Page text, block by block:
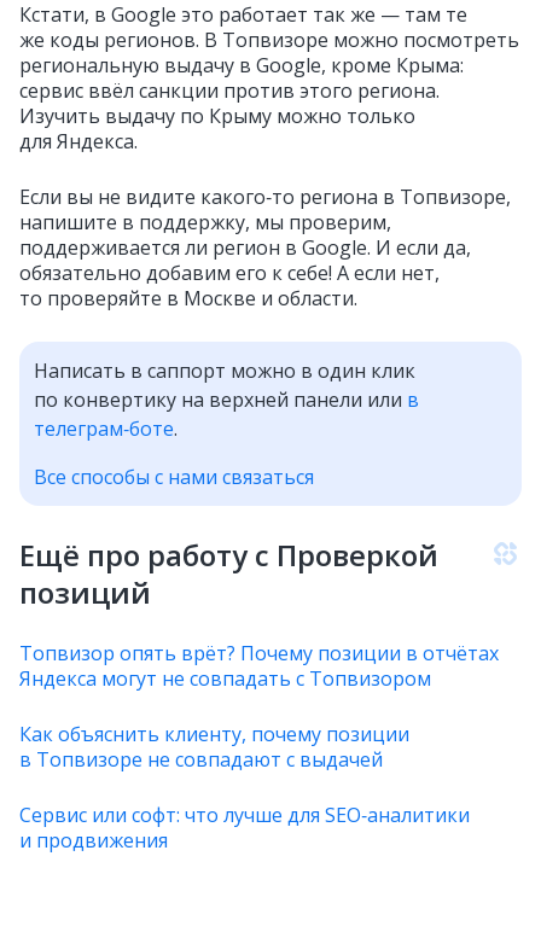
Кстати, в Google это работает так же — там те
же коды регионов. В Топвизоре можно посмотреть
региональную выдачу в Google, кроме Крыма:
сервис ввёл санкции против этого региона.
Изучить выдачу по Крыму можно только
для Яндекса.
Если вы не видите какого‑то региона в Топвизоре,
напишите в поддержку, мы проверим,
поддерживается ли регион в Google. И если да,
обязательно добавим его к себе! А если нет,
то проверяйте в Москве и области.
Написать в саппорт можно в один клик
по конвертику на верхней панели или в
телеграм‑боте.
Все способы с нами связаться
Ещё про работу с Проверкой
позиций
Топвизор опять врёт? Почему позиции в отчётах
Яндекса могут не совпадать с Топвизором
Как объяснить клиенту, почему позиции
в Топвизоре не совпадают с выдачей
Сервис или софт: что лучше для SEO‑аналитики
и продвижения